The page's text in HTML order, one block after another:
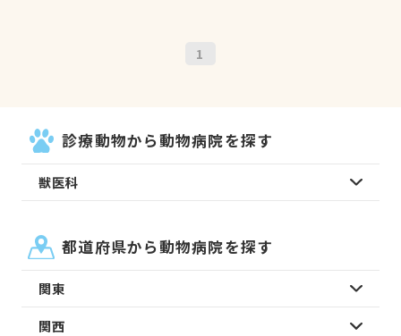
1
診療動物から動物病院を探す
獣医科
都道府県から動物病院を探す
関東
関西